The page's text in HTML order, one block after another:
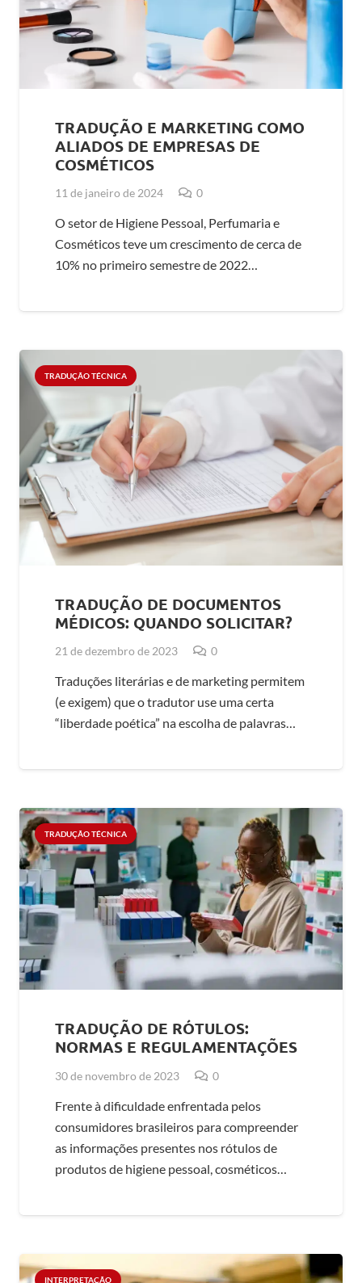
TRADUÇÃO E MARKETING COMO
ALIADOS DE EMPRESAS DE
COSMÉTICOS
11 de janeiro de 2024 0
O setor de Higiene Pessoal, Perfumaria e
Cosméticos teve um crescimento de cerca de
10% no primeiro semestre de 2022…
TRADUÇÃO TÉCNICA
TRADUÇÃO DE DOCUMENTOS
MÉDICOS: QUANDO SOLICITAR?
21 de dezembro de 2023 0
Traduções literárias e de marketing permitem
(e exigem) que o tradutor use uma certa
“liberdade poética” na escolha de palavras…
TRADUÇÃO TÉCNICA
TRADUÇÃO DE RÓTULOS:
NORMAS E REGULAMENTAÇÕES
30 de novembro de 2023 0
Frente à dificuldade enfrentada pelos
consumidores brasileiros para compreender
as informações presentes nos rótulos de
produtos de higiene pessoal, cosméticos…
INTERPRETAÇÃO